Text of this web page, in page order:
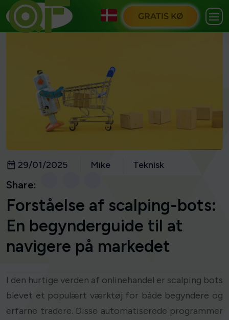
GRATIS KØ
29/01/2025 Mike Teknisk
Share:
Forståelse af scalping-bots:
En begynderguide til at
navigere på markedet
I den hurtige verden af onlinehandel er scalping bots
blevet et populært værktøj for både begyndere og
erfarne tradere. Disse automatiserede programmer